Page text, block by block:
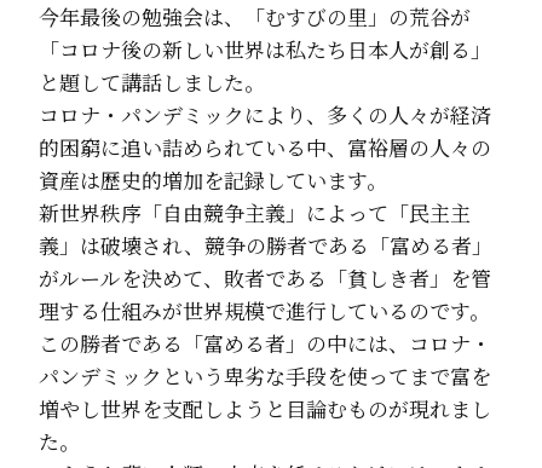
今年最後の勉強会は、「むすびの里」の荒谷が
「コロナ後の新しい世界は私たち日本人が創る」
と題して講話しました。
コロナ・パンデミックにより、多くの人々が経済
的困窮に追い詰められている中、富裕層の人々の
資産は歴史的増加を記録しています。
新世界秩序「自由競争主義」によって「民主主
義」は破壊され、競争の勝者である「富める者」
がルールを決めて、敗者である「貧しき者」を管
理する仕組みが世界規模で進行しているのです。
この勝者である「富める者」の中には、コロナ・
パンデミックという卑劣な手段を使ってまで富を
増やし世界を支配しようと目論むものが現れまし
た。